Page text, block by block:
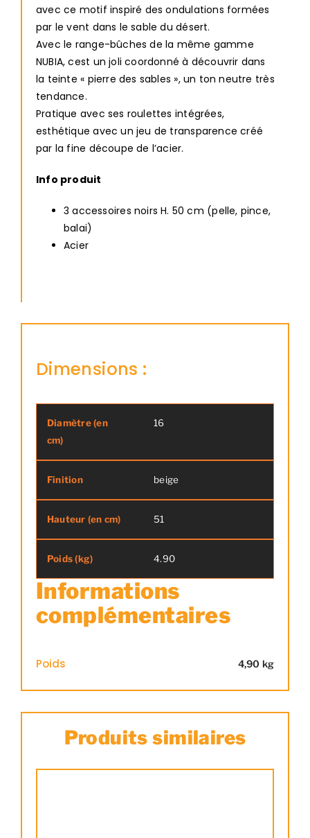
avec ce motif inspiré des ondulations formées
par le vent dans le sable du désert.
Avec le range-bûches de la même gamme
NUBIA, cest un joli coordonné à découvrir dans
la teinte « pierre des sables », un ton neutre très
tendance.
Pratique avec ses roulettes intégrées,
esthétique avec un jeu de transparence créé
par la fine découpe de l’acier.
Info produit
3 accessoires noirs H. 50 cm (pelle, pince,
balai)
Acier
Dimensions :
Diamètre (en cm)
16
beige
51
4.90
Informations
complémentaires
Poids 4,90 kg
Produits similaires